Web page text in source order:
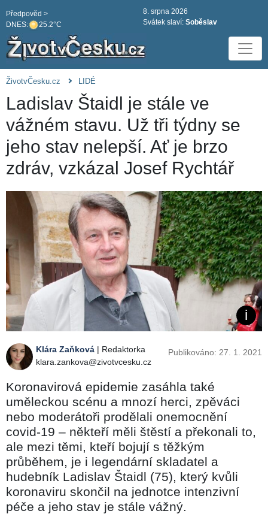
DNES: 25.2°C
Předpověd >
8. srpna 2026
Svátek slaví: Soběslav
ŽivotvČesku.cz LIDÉ
Ladislav Štaidl je stále ve
vážném stavu. Už tři týdny se
jeho stav nelepší. Ať je brzo
zdráv, vzkázal Josef Rychtář
Klára Zaňková | Redaktorka
klara.zankova@zivotvcesku.cz
Publikováno: 27. 1. 2021
Koronavirová epidemie zasáhla také
uměleckou scénu a mnozí herci, zpěváci
nebo moderátoři prodělali onemocnění
covid-19 – někteří měli štěstí a překonali to,
ale mezi těmi, kteří bojují s těžkým
průběhem, je i legendární skladatel a
hudebník Ladislav Štaidl (75), který kvůli
koronaviru skončil na jednotce intenzivní
péče a jeho stav je stále vážný.